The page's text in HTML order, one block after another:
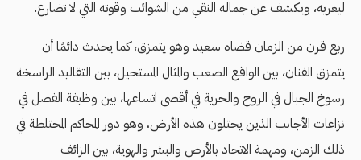
ليعريه، ويكشف عن جماله النقي من الشوائب وقوته التي لا تضارع.
ربع قرن من الزمان قضاه سعيد وهو يتمزق، كما يحدث دائمًا أن
يتمزق الفنان، بين الواقع الصعب والمثال المستحيل، بين التقاليد الراسخة
رسوخ الجبال في الروح والحرية في أقصى اتساعها، بين وظيفة الفصل في
نزاعات الأجانب الذين يحتلون هذه الأرض، وهو دور المحاكم المختلطة في
ذلك الزمن، ومهمة الاتحاد بالأرض والبشر والهوية، بين الزائف